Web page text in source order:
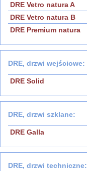
DRE Vetro natura A
DRE Vetro natura B
DRE Premium natura
DRE, drzwi wejściowe:
DRE Solid
DRE, drzwi szklane:
DRE Galla
DRE, drzwi techniczne: